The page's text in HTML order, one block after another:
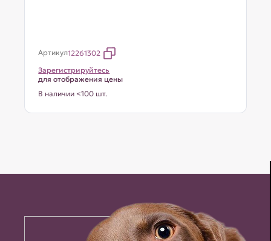
Артикул12261302
Зарегистрируйтесь
для отображения цены
В наличии <100 шт.